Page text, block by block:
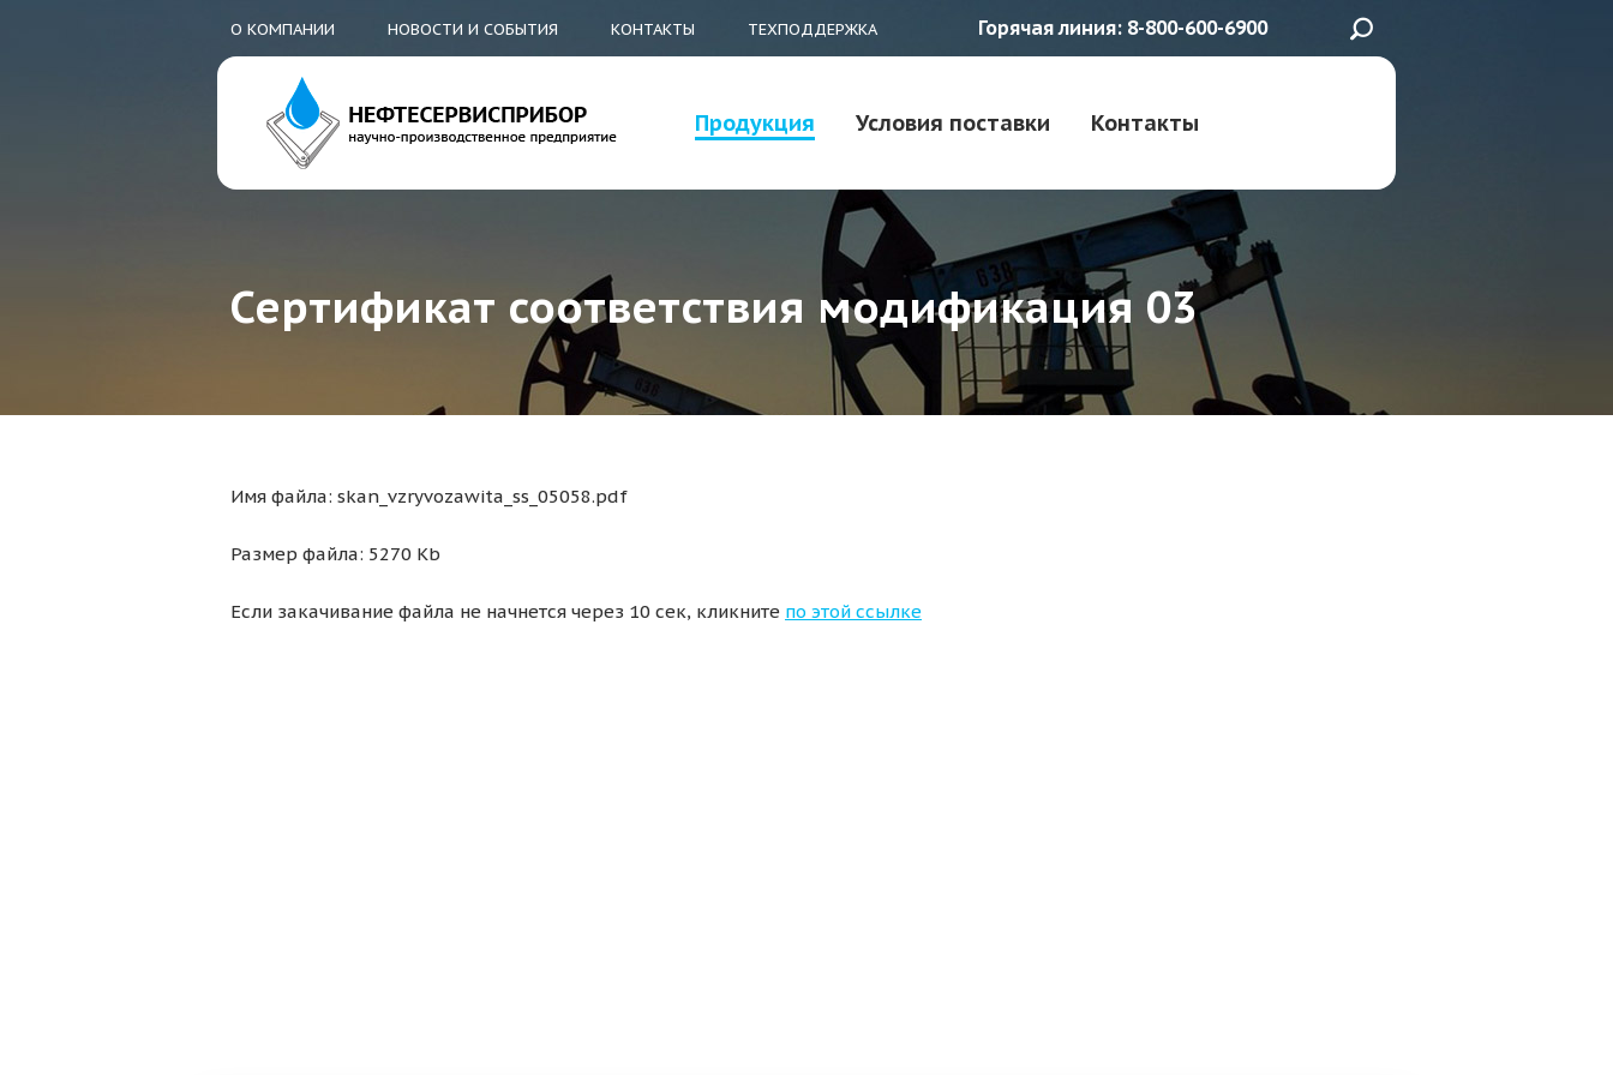
О КОМПАНИИ НОВОСТИ И СОБЫТИЯ КОНТАКТЫ ТЕХПОДДЕРЖКА Горячая линия: 8-800-600-6900
Продукция Условия поставки Контакты
Сертификат соответствия модификация 03
Имя файла: skan_vzryvozawita_ss_05058.pdf
Размер файла: 5270 Kb
Если закачивание файла не начнется через 10 сек, кликните по этой ссылке